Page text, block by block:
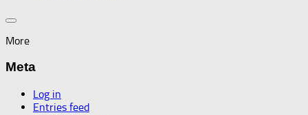
More
Meta
Log in
Entries feed